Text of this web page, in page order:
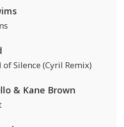
of Silence (Cyril Remix)
& Kane Brown